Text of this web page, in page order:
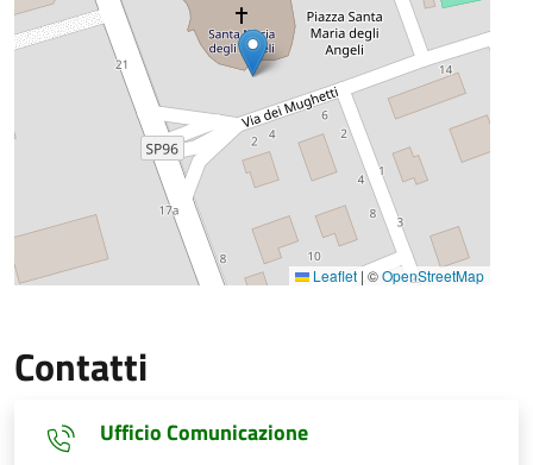
Leaflet | ©OpenStreetMap
Contatti
Ufficio Comunicazione